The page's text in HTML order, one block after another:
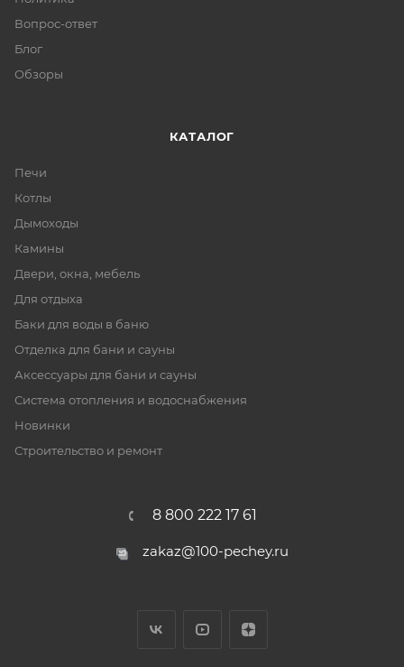
Вопрос-ответ
Блог
Обзоры
КАТАЛОГ
Печи
Котлы
Дымоходы
Камины
Двери, окна, мебель
Для отдыха
Баки для воды в баню
Отделка для бани и сауны
Аксессуары для бани и сауны
Система отопления и водоснабжения
Новинки
Строительство и ремонт
8 800 222 17 61
zakaz@100-pechey.ru